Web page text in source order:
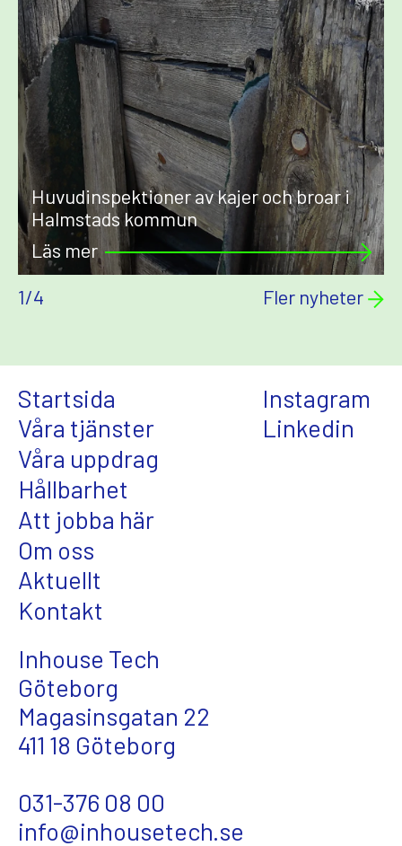
Huvudinspektioner av kajer och broar i
Halmstads kommun
Läs mer
1/4 Fler nyheter
Startsida
Våra tjänster
Våra uppdrag
Hållbarhet
Att jobba här
Om oss
Aktuellt
Kontakt
Inhouse Tech
Göteborg
Magasinsgatan 22
411 18 Göteborg
031-376 08 00
info@inhousetech.se
Instagram
Linkedin